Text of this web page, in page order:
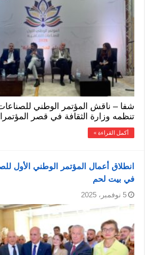
شفا – ناقش المؤتمر الوطني للصناعات
تنظمه وزارة الثقافة في قصر
أكمل القراءة »
انطلاق أعمال المؤتمر الوطني الأول
في بيت لحم
5 نوفمبر، 2025